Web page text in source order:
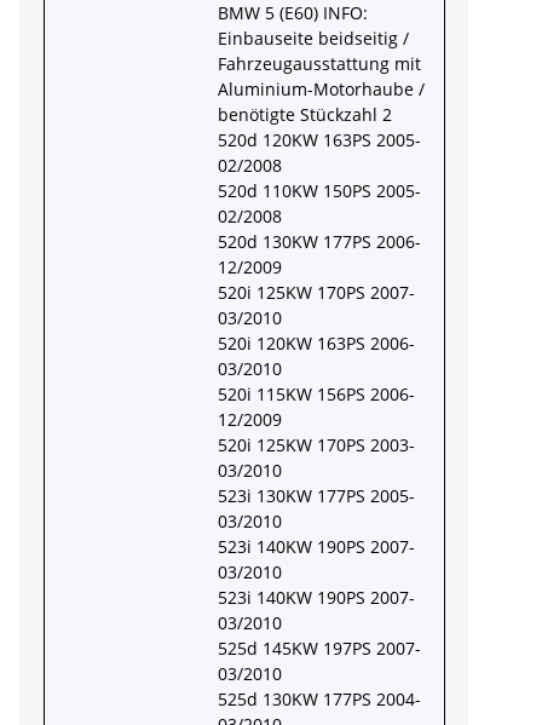
BMW 5 (E60) INFO:
Einbauseite beidseitig /
Fahrzeugausstattung mit
Aluminium-Motorhaube /
benötigte Stückzahl 2
520d 120KW 163PS 2005-
02/2008
520d 110KW 150PS 2005-
02/2008
520d 130KW 177PS 2006-
12/2009
520i 125KW 170PS 2007-
03/2010
520i 120KW 163PS 2006-
03/2010
520i 115KW 156PS 2006-
12/2009
520i 125KW 170PS 2003-
03/2010
523i 130KW 177PS 2005-
03/2010
523i 140KW 190PS 2007-
03/2010
523i 140KW 190PS 2007-
03/2010
525d 145KW 197PS 2007-
03/2010
525d 130KW 177PS 2004-